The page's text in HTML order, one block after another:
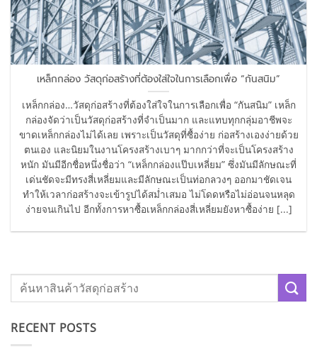
เหล็กกล่อง วัสดุก่อสร้างที่ต้องใส่ใจในการเลือกเพื่อ “กันสนิม”
เหล็กกล่อง…วัสดุก่อสร้างที่ต้องใส่ใจในการเลือกเพื่อ “กันสนิม” เหล็ก
กล่องจัดว่าเป็นวัสดุก่อสร้างที่จำเป็นมาก และแทบทุกกลุ่มอาชีพจะ
ขาดเหล็กกล่องไม่ได้เลย เพราะเป็นวัสดุที่ซื้อง่าย ก่อสร้างเองง่ายด้วย
ตนเอง และนิยมในงานโครงสร้างเบาๆ มากกว่าที่จะเป็นโครงสร้าง
หนัก มันมีอีกชื่อหนึ่งชื่อว่า “เหล็กกล่องแป๊บเหลี่ยม” ซึ่งมันมีลักษณะที่
เด่นชัดจะมีทรงสี่เหลี่ยมและมีลักษณะเป็นท่อกลวงๆ ออกมาชัดเจน
ทำให้เวลาก่อสร้างจะเข้ารูปได้สม่ำเสมอ ไม่โดดหรือไม่อ่อนจนหลุด
ง่ายจนเกินไป อีกทั้งการหาซื้อเหล็กกล่องสี่เหลี่ยมยังหาซื้อง่าย [...]
RECENT POSTS